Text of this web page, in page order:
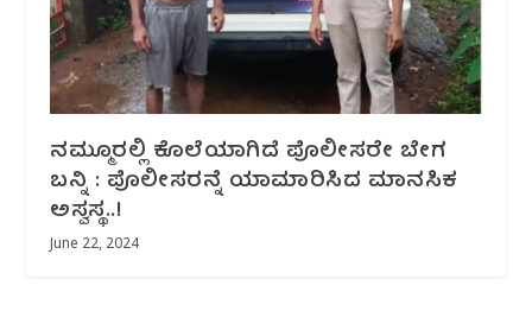
ನಮ್ಮೂರಲ್ಲಿ ಕೊಲೆಯಾಗಿದೆ ಪೊಲೀಸರೇ ಬೇಗ
ಬನ್ನಿ : ಪೊಲೀಸರನ್ನೆ ಯಾಮಾರಿಸಿದ ಮಾನಸಿಕ
ಅಸ್ವಸ್ಥ..!
June 22, 2024